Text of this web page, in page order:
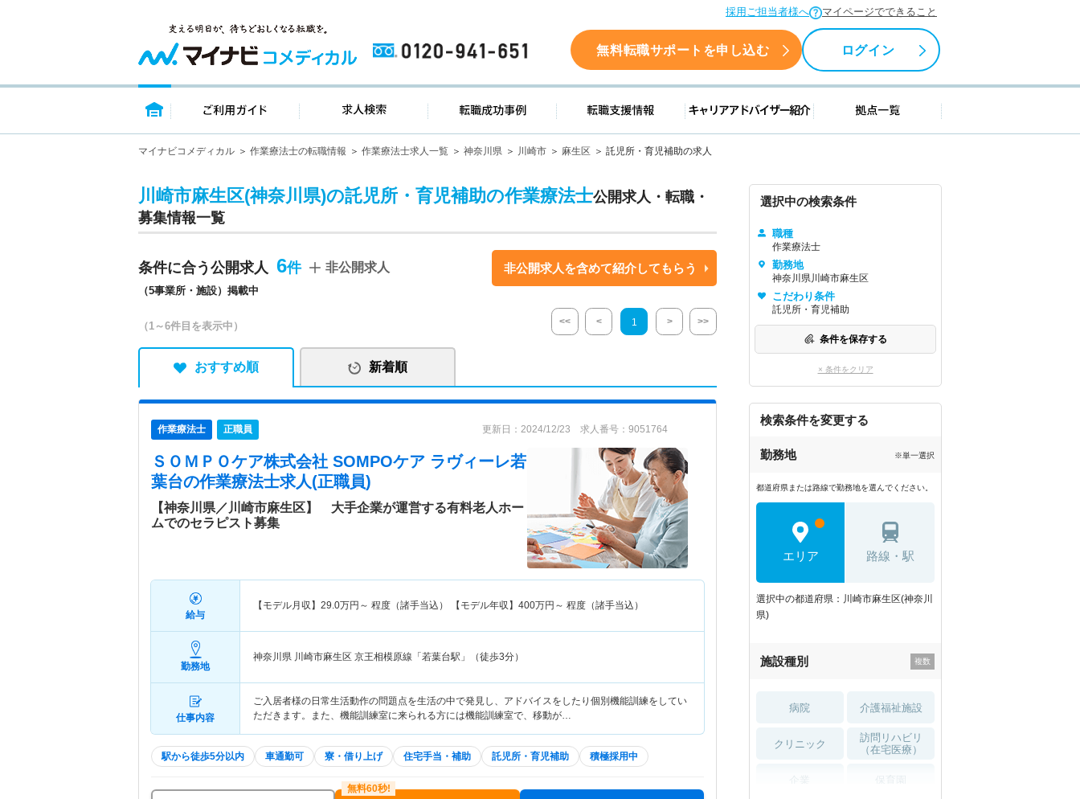
採用ご担当者様へ マイページでできること
0120-941-651 無料転職サポートを申し込む ログイン
トップページ ご利用ガイド 求人検索 転職成功事例 転職支援情報 キャリアアドバイザー紹介 拠点一覧
マイナビコメディカル 作業療法士の転職情報 作業療法士求人一覧 神奈川県 川崎市 麻生区 託児所・育児補助の求人
川崎市麻生区(神奈川県)の託児所・育児補助の作業療法士公開求人・転職・
募集情報一覧
条件に合う公開求人 6
（5事業所・施設）掲載中
非公開求人 非公開求人を含めて紹介してもらう
（1～6件目を表示中） << < 1 > >>
おすすめ順 新着順
作業療法士 正職員 更新日：2024/12/23 求人番号：9051764
ＳＯＭＰＯケア株式会社 SOMPOケア ラヴィーレ若
葉台の作業療法士求人(正職員)
【神奈川県／川崎市麻生区】 大手企業が運営する有料老人ホー
ムでのセラピスト募集
給与
【モデル月収】 29.0万円～ 程度（諸手当込） 【モデル年収】 400万円～ 程度（諸手当込）
勤務地
神奈川県 川崎市麻生区 京王相模原線「若葉台駅」（徒歩3分）
仕事内容
ご入居者様の日常生活動作の問題点を生活の中で発見し、アドバイスをしたり個別機能訓練をしてい
ただきます。また、機能訓練室に来られる方には機能訓練室で、移動が…
駅から徒歩5分以内 車通勤可 寮・借り上げ 住宅手当・補助 託児所・育児補助 積極採用中
選択中の検索条件
職種
作業療法士
勤務地
神奈川県川崎市麻生区
こだわり条件
託児所・育児補助
条件を保存する
× 条件をクリア
検索条件を変更する
勤務地 ※単一選択
都道府県または路線で勤務地を選んでください。
エリア 路線・駅
選択中の都道府県：川崎市麻生区(神奈川
県)
施設種別
病院 介護福祉施設
クリニック
訪問リハビリ
（在宅医療）